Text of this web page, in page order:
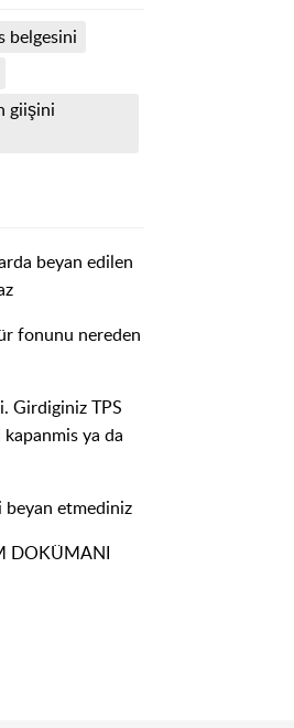
belgesini
giişini
beyan edilen
fonunu nereden
Girdiginiz TPS
ya da
etmediniz
DOKÜMANI